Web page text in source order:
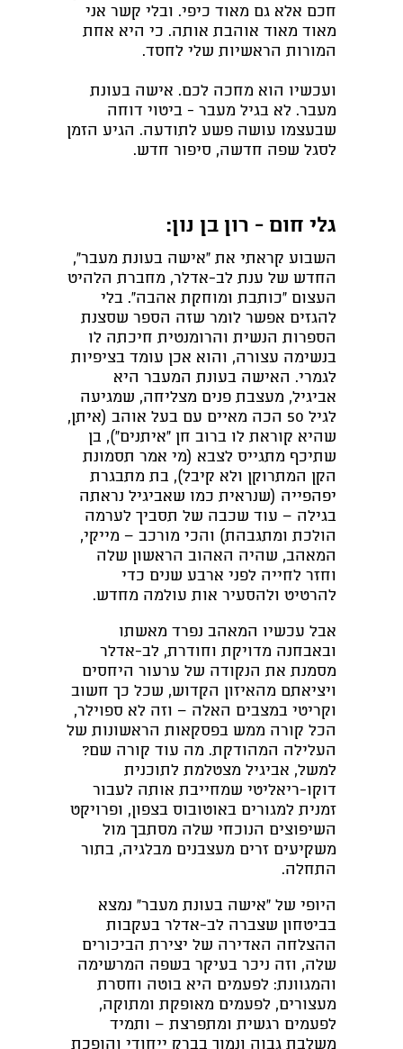
חכם אלא גם מאוד כיפי. ובלי קשר אני
מאוד מאוד אוהבת אותה. כי היא אחת
המורות הראשיות שלי לחסד.
ועכשיו הוא מחכה לכם. אישה בעונת
מעבר. לא בגיל מעבר - ביטוי דוחה
שבעצמו עושה פשע לתודעה. הגיע הזמן
לסגל שפה חדשה, סיפור חדש.
גלי חום - רון בן נון:
השבוע קראתי את "אישה בעונת מעבר",
החדש של ענת לב-אדלר, מחברת הלהיט
העצום "כותבת ומוחקת אהבה". בלי
להגזים אפשר לומר שזה הספר שסצנת
הספרות הנשית והרומנטית חיכתה לו
בנשימה עצורה, והוא אכן עומד בציפיות
לגמרי. האישה בעונת המעבר היא
אביגיל, מעצבת פנים מצליחה, שמגיעה
לגיל 50 הכה מאיים עם בעל אוהב (איתן,
שהיא קוראת לו ברוב חן "איתנים"), בן
שתיכף מתגייס לצבא (מי אמר תסמונת
הקן המתרוקן ולא קיבל), בת מתבגרת
יפהפייה (שנראית כמו שאביגיל נראתה
בגילה – עוד שכבה של תסביך לערמה
הולכת ומתגבהת) והכי מורכב – מייקי,
המאהב, שהיה האהוב הראשון שלה
וחזר לחייה לפני ארבע שנים כדי
להרטיט ולהסעיר אות עולמה מחדש.
אבל עכשיו המאהב נפרד מאשתו
ובאבחנה מדויקת וחודרת, לב-אדלר
מסמנת את הנקודה של ערעור היחסים
ויציאתם מהאיזון הקדוש, שכל כך חשוב
וקריטי במצבים האלה – וזה לא ספוילר,
הכל קורה ממש בפסקאות הראשונות של
העלילה המהודקת. מה עוד קורה שם?
למשל, אביגיל מצטלמת לתוכנית
דוקו-ריאליטי שמחייבת אותה לעבור
זמנית למגורים באוטובוס בצפון, ופרויקט
השיפוצים הנוכחי שלה מסתבך מול
משקיעים זרים מעצבנים מבלגיה, בתור
התחלה.
היופי של "אישה בעונת מעבר" נמצא
בביטחון שצברה לב-אדלר בעקבות
ההצלחה האדירה של יצירת הביכורים
שלה, וזה ניכר בעיקר בשפה המרשימה
והמגוונת: לפעמים היא בוטה וחסרת
מעצורים, לפעמים מאופקת ומתוקה,
לפעמים רגשית ומתפרצת – ותמיד
משלבת גבוה ונמוך בברק ייחודי והופכת